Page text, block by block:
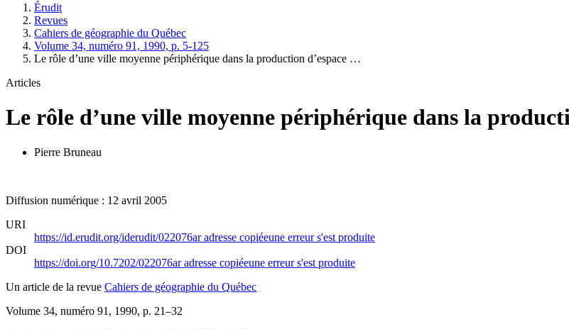
Érudit
Revues
Cahiers de géographie du Québec
Volume 34, numéro 91, 1990, p. 5-125
Le rôle d’une ville moyenne périphérique dans la production d’espace …
Articles
Le rôle d’une ville moyenne périphérique dans la
Pierre Bruneau
Diffusion numérique : 12 avril 2005
URI
https://id.erudit.org/iderudit/022076aradresse copiéeune erreur s'est produite
DOI
https://doi.org/10.7202/022076aradresse copiéeune erreur s'est produite
Un article de la revue Cahiers de géographie du Québec
Volume 34, numéro 91, 1990, p. 21–32